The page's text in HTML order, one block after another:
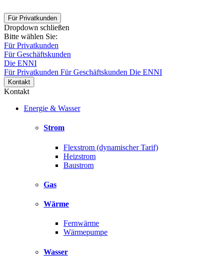
Für Privatkunden
Dropdown schließen
Bitte wählen Sie:
Für Privatkunden
Für Geschäftskunden
Die ENNI
Für Privatkunden Für Geschäftskunden Die ENNI
Kontakt
Kontakt
Energie & Wasser
Strom
Flexstrom (dynamischer Tarif)
Heizstrom
Baustrom
Gas
Wärme
Fernwärme
Wärmepumpe
Wasser